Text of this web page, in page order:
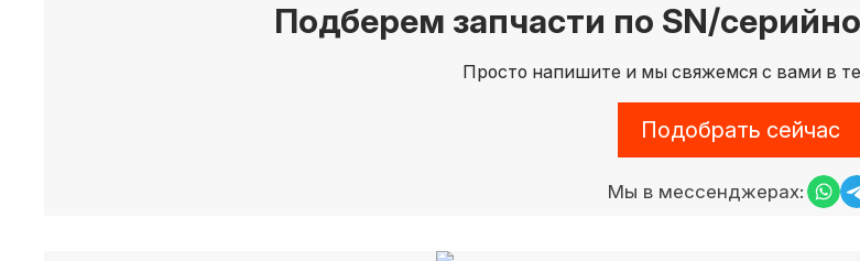
Подберем запчасти по SN/
Просто напишите и мы свяжемся с вами в
Подобрать сейчас
Мы в мессенджерах: